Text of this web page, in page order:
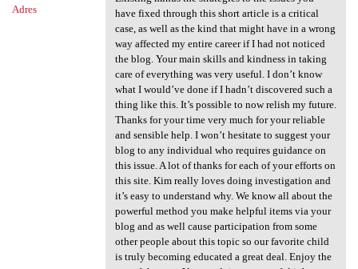
Adres
have fixed through this short article is a critical
case, as well as the kind that might have in a wrong
way affected my entire career if I had not noticed
the blog. Your main skills and kindness in taking
care of everything was very useful. I don’t know
what I would’ve done if I hadn’t discovered such a
thing like this. It’s possible to now relish my future.
Thanks for your time very much for your reliable
and sensible help. I won’t hesitate to suggest your
blog to any individual who requires guidance on
this issue. A lot of thanks for each of your efforts on
this site. Kim really loves doing investigation and
it’s easy to understand why. We know all about the
powerful method you make helpful items via your
blog and as well cause participation from some
other people about this topic so our favorite child
is truly becoming educated a great deal. Enjoy the